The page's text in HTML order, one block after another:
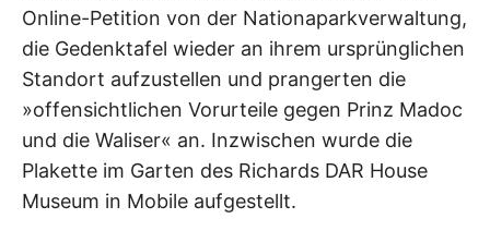
Online-Petition von der Nationaparkverwaltung,
die Gedenktafel wieder an ihrem ursprünglichen
Standort aufzustellen und prangerten die
»offensichtlichen Vorurteile gegen Prinz Madoc
und die Waliser« an. Inzwischen wurde die
Plakette im Garten des Richards DAR House
Museum in Mobile aufgestellt.